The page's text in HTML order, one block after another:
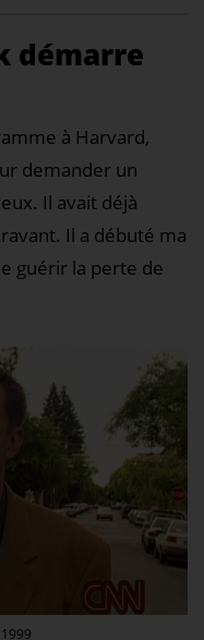
démarre
à Harvard,
demander un
Il avait déjà
Il a débuté ma
guérir la perte de